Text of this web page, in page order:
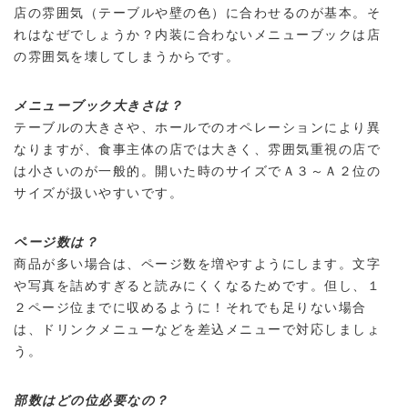
店の雰囲気（テーブルや壁の色）に合わせるのが基本。そ
れはなぜでしょうか？内装に合わないメニューブックは店
の雰囲気を壊してしまうからです。
メニューブック大きさは？
テーブルの大きさや、ホールでのオペレーションにより異
なりますが、食事主体の店では大きく、雰囲気重視の店で
は小さいのが一般的。開いた時のサイズでＡ３～Ａ２位の
サイズが扱いやすいです。
ページ数は？
商品が多い場合は、ページ数を増やすようにします。文字
や写真を詰めすぎると読みにくくなるためです。但し、１
２ページ位までに収めるように！それでも足りない場合
は、ドリンクメニューなどを差込メニューで対応しましょ
う。
部数はどの位必要なの？